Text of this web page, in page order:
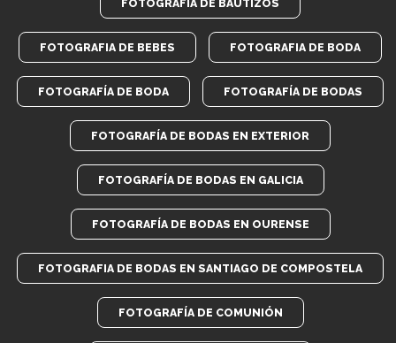
FOTOGRAFÍA DE BAUTIZOS
FOTOGRAFIA DE BEBES FOTOGRAFIA DE BODA
FOTOGRAFÍA DE BODA FOTOGRAFÍA DE BODAS
FOTOGRAFÍA DE BODAS EN EXTERIOR
FOTOGRAFÍA DE BODAS EN GALICIA
FOTOGRAFÍA DE BODAS EN OURENSE
FOTOGRAFIA DE BODAS EN SANTIAGO DE COMPOSTELA
FOTOGRAFÍA DE COMUNIÓN